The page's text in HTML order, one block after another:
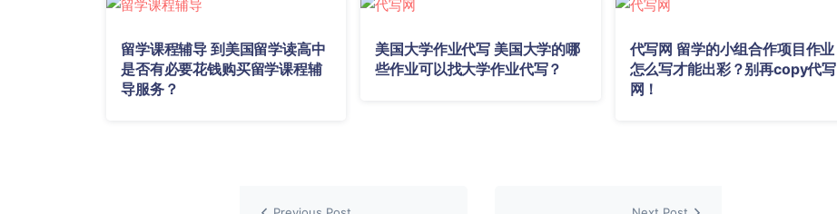
留学课程辅导 到美国留学读高中
是否有必要花钱购买留学课程辅
导服务？
美国大学作业代写 美国大学的哪
些作业可以找大学作业代写？
代写网 留学的小组合作项目作业
怎么写才能出彩？别再copy代写
网！